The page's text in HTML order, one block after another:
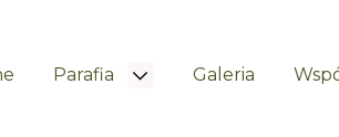
Parafia Galeria